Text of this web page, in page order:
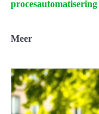
procesautomatisering
Meer